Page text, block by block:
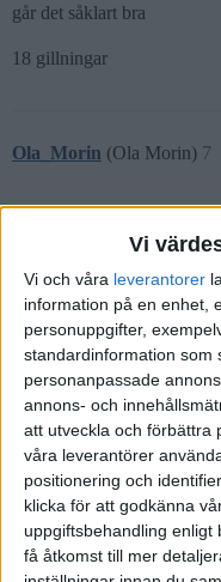
Vi
Vi och våra leverantorer
information på en enhet,
personuppgifter,
standardinformation som
personanpassade
annons- och
att utveckla och förbättra
våra leverantörer
positionering och
klicka för att godkänna
uppgiftsbehandling enligt
få åtkomst till mer
går det såklart bra
18 gillningar
Ola_Morin (Ola Morin) 7
det vi kollar utfallet på
Jag vill höra allas åsikter,
Återkommer under helgen
9 gillningar
JFB (JFB) 17
8
Min killgissnig för börsen
(som utgör ca 50% på